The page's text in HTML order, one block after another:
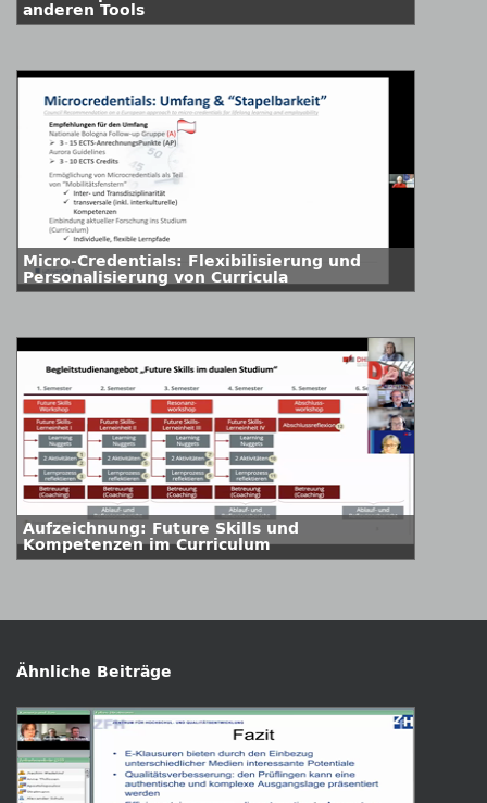
anderen Tools
Micro-Credentials: Flexibilisierung und
Personalisierung von Curricula
Aufzeichnung: Future Skills und
Kompetenzen im Curriculum
Ähnliche Beiträge